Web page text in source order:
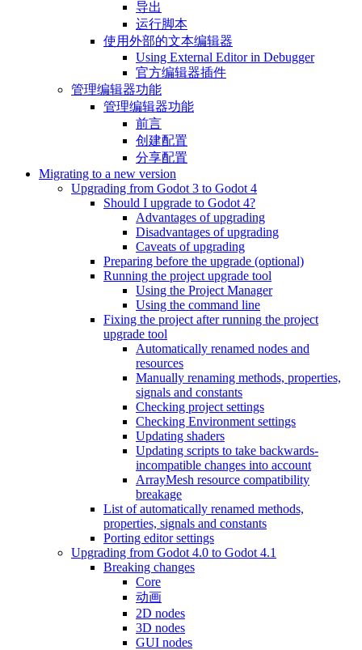
导出
运行脚本
使用外部的文本编辑器
Using External Editor in Debugger
官方编辑器插件
管理编辑器功能
管理编辑器功能
前言
创建配置
分享配置
Migrating to a new version
Upgrading from Godot 3 to Godot 4
Should I upgrade to Godot 4?
Advantages of upgrading
Disadvantages of upgrading
Caveats of upgrading
Preparing before the upgrade (optional)
Running the project upgrade tool
Using the Project Manager
Using the command line
Fixing the project after running the project
upgrade tool
Automatically renamed nodes and
resources
Manually renaming methods, properties,
signals and constants
Checking project settings
Checking Environment settings
Updating shaders
Updating scripts to take backwards-
incompatible changes into account
ArrayMesh resource compatibility
breakage
List of automatically renamed methods,
properties, signals and constants
Porting editor settings
Upgrading from Godot 4.0 to Godot 4.1
Breaking changes
Core
动画
2D nodes
3D nodes
GUI nodes